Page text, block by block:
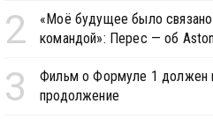
2
«Моё будущее было связано
командой»: Перес — об
3
Фильм о Формуле 1 должен
продолжение